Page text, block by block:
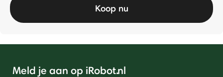
Koop nu
Meld je aan op iRobot.nl